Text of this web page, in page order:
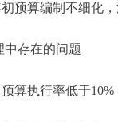
预算编制不细化
中存在的问题
算执行率低于